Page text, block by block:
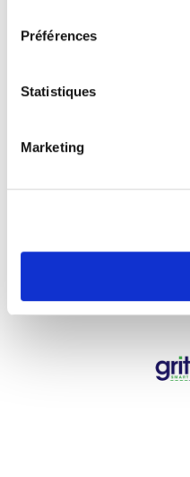
Préférences
Statistiques
Marketing